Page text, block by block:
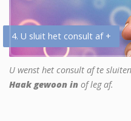
4. U sluit het consult af +
U wenst het consult af te
Haak gewoon in of leg af.